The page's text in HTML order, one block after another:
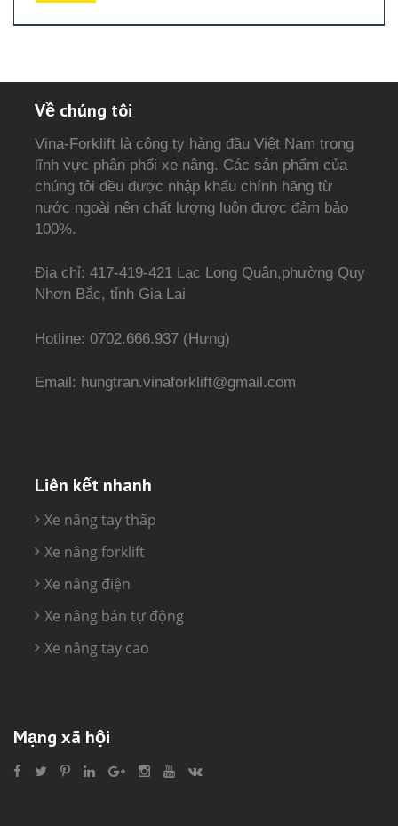
Về chúng tôi
Vina-Forklift là công ty hàng đầu Việt Nam trong
lĩnh vực phân phối xe nâng. Các sản phẩm của
chúng tôi đều được nhập khẩu chính hãng từ
nước ngoài nên chất lượng luôn được đảm bảo
100%.
Địa chỉ: 417-419-421 Lạc Long Quân,phường Quy
Nhơn Bắc, tỉnh Gia Lai
Hotline: 0702.666.937 (Hưng)
Email: hungtran.vinaforklift@gmail.com
Liên kết nhanh
Xe nâng tay thấp
Xe nâng forklift
Xe nâng điện
Xe nâng bán tự động
Xe nâng tay cao
Mạng xã hội